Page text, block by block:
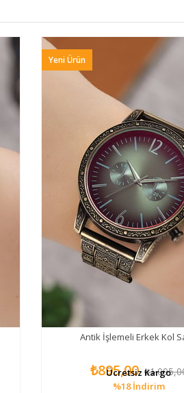
Antik İşlemeli Erkek Kol
₺895,00
%18 İndirim
Ücretsiz Kargo
Yeni Ürün